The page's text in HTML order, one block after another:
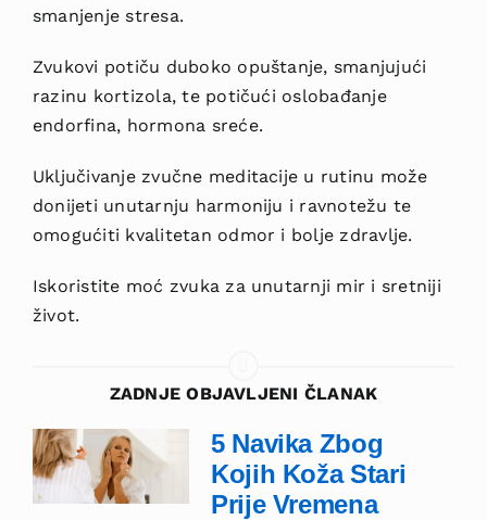
smanjenje stresa.
Zvukovi potiču duboko opuštanje, smanjujući
razinu kortizola, te potičući oslobađanje
endorfina, hormona sreće.
Uključivanje zvučne meditacije u rutinu može
donijeti unutarnju harmoniju i ravnotežu te
omogućiti kvalitetan odmor i bolje zdravlje.
Iskoristite moć zvuka za unutarnji mir i sretniji
život.
ZADNJE OBJAVLJENI ČLANAK
5 Navika Zbog
Kojih Koža Stari
Prije Vremena